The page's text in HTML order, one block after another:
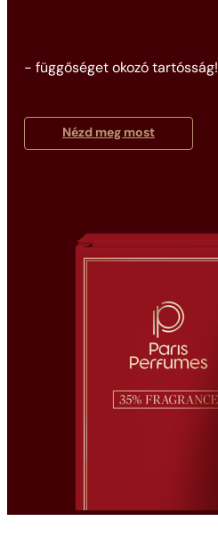
- függőséget okozó tartósság!
Nézd meg most